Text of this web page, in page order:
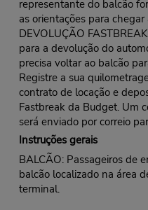
representante do balcão
as orientações para chegar
DEVOLUÇÃO
para a devolução do
precisa voltar ao balcão
Registre a sua
contrato de locação e
Fastbreak da Budget. Um
será enviado por correio
Instruções gerais
BALCÃO: Passageiros de
balcão localizado na área
terminal.